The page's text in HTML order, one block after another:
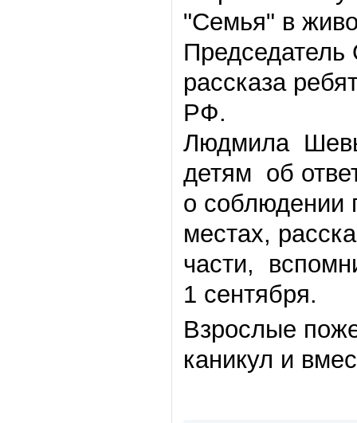
"Семья" в
рассказа
РФ.
Людмила
детям об
о соблюдении
местах,
части,
1 сентября.
Взрослые
каникул и